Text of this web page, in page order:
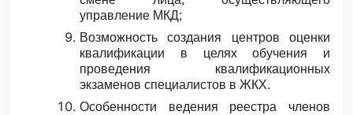
управление МКД;
Возможность создания центров оценки
квалификации в целях обучения и
проведения квалификационных
экзаменов специалистов в ЖКХ.
Особенности ведения реестра членов